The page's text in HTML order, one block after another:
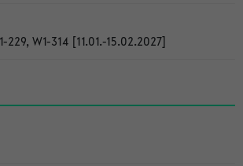
W1-314 [11.01.-15.02.2027]